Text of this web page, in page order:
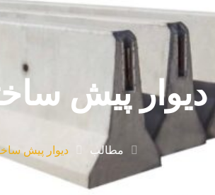
دیوار پیش
مطالب دیوار پیش